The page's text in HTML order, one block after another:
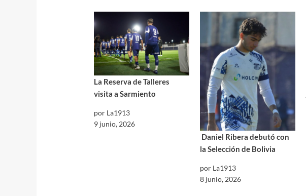
La Reserva de Talleres
visita a Sarmiento
por La1913
9 junio, 2026
Daniel Ribera debutó con
la Selección de Bolivia
por La1913
8 junio, 2026